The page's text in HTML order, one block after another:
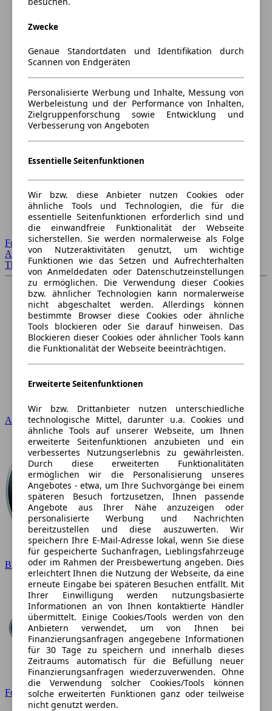
Forum Startseite
Alle Auto-Foren
Themen-Forum
Audi
BMW
Ford
Zwecke
Genaue Standortdaten und Identifikation durch
Scannen von Endgeräten
Personalisierte Werbung und Inhalte, Messung von
Werbeleistung und der Performance von Inhalten,
Zielgruppenforschung sowie Entwicklung und
Verbesserung von Angeboten
Essentielle Seitenfunktionen
Wir bzw. diese Anbieter nutzen Cookies oder
ähnliche Tools und Technologien, die für die
essentielle Seitenfunktionen erforderlich sind und
die einwandfreie Funktionalität der Webseite
sicherstellen. Sie werden normalerweise als Folge
von Nutzeraktivitäten genutzt, um wichtige
Funktionen wie das Setzen und Aufrechterhalten
von Anmeldedaten oder Datenschutzeinstellungen
zu ermöglichen. Die Verwendung dieser Cookies
bzw. ähnlicher Technologien kann normalerweise
nicht abgeschaltet werden. Allerdings können
bestimmte Browser diese Cookies oder ähnliche
Tools blockieren oder Sie darauf hinweisen. Das
Blockieren dieser Cookies oder ähnlicher Tools kann
die Funktionalität der Webseite beeinträchtigen.
Erweiterte Seitenfunktionen
Wir bzw. Drittanbieter nutzen unterschiedliche
technologische Mittel, darunter u.a. Cookies und
ähnliche Tools auf unserer Webseite, um Ihnen
erweiterte Seitenfunktionen anzubieten und ein
verbessertes Nutzungserlebnis zu gewährleisten.
Durch diese erweiterten Funktionalitäten
ermöglichen wir die Personalisierung unseres
Angebotes - etwa, um Ihre Suchvorgänge bei einem
späteren Besuch fortzusetzen, Ihnen passende
Angebote aus Ihrer Nähe anzuzeigen oder
personalisierte Werbung und Nachrichten
bereitzustellen und diese auszuwerten. Wir
speichern Ihre E-Mail-Adresse lokal, wenn Sie diese
für gespeicherte Suchanfragen, Lieblingsfahrzeuge
oder im Rahmen der Preisbewertung angeben. Dies
erleichtert Ihnen die Nutzung der Webseite, da eine
erneute Eingabe bei späteren Besuchen entfällt. Mit
Ihrer Einwilligung werden nutzungsbasierte
Informationen an von Ihnen kontaktierte Händler
übermittelt. Einige Cookies/Tools werden von den
Anbietern verwendet, um von Ihnen bei
Finanzierungsanfragen angegebene Informationen
für 30 Tage zu speichern und innerhalb dieses
Zeitraums automatisch für die Befüllung neuer
Finanzierungsanfragen wiederzuverwenden. Ohne
die Verwendung solcher Cookies/Tools können
solche erweiterten Funktionen ganz oder teilweise
nicht genutzt werden.